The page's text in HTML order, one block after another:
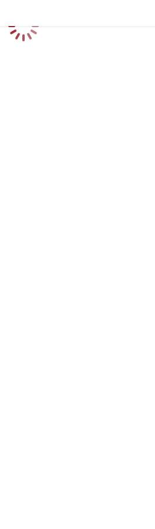
Caricamento